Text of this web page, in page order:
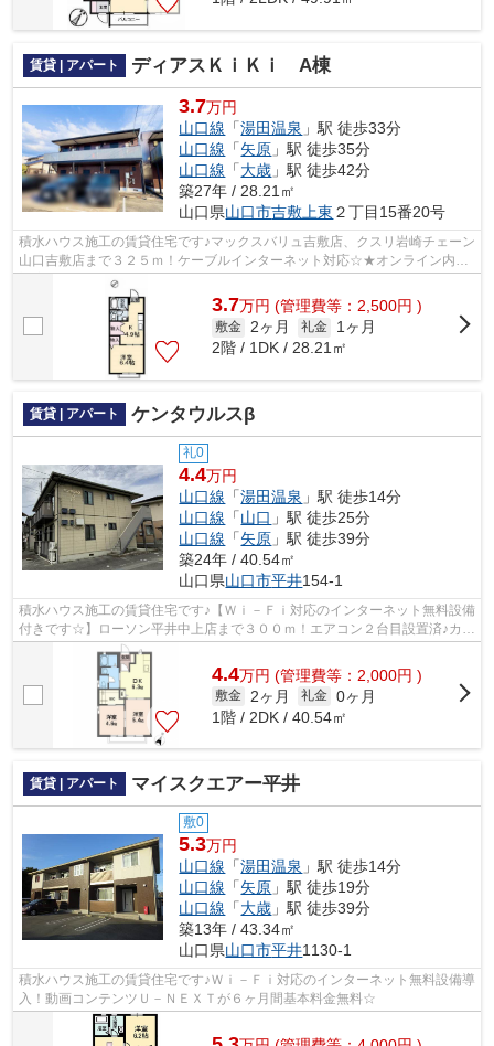
賃貸 | アパート ディアスＫｉＫｉ A棟
3.7万円
山口線 「湯田温泉 」駅 徒歩33分
山口線 「矢原 」駅 徒歩35分
山口線 「大歳 」駅 徒歩42分
築27年 / 28.21㎡
山口県山口市吉敷上東 ２丁目15番20号
積水ハウス施工の賃貸住宅です♪マックスバリュ吉敷店、クスリ岩崎チェーン
山口吉敷店まで３２５ｍ！ケーブルインターネット対応☆★オンライン内見
対応します！お気軽にお申し付けください♪
3.7万円 (管理費等：2,500円 )
敷金 2ヶ月 礼金
1ヶ月
2階 / 1DK / 28.21㎡
賃貸 | アパート ケンタウルスβ
礼0
4.4万円
山口線 「湯田温泉 」駅 徒歩14分
山口線 「山口 」駅 徒歩25分
山口線 「矢原 」駅 徒歩39分
築24年 / 40.54㎡
山口県山口市平井154-1
積水ハウス施工の賃貸住宅です♪【Ｗｉ－Ｆｉ対応のインターネット無料設備
付きです☆】ローソン平井中上店まで３００ｍ！エアコン２台目設置済♪カラ
ーＴＶモニターホン、照明器具、温水...
4.4万円 (管理費等：2,000円 )
敷金 2ヶ月 礼金 0ヶ月
1階 / 2DK / 40.54㎡
賃貸 | アパート マイスクエアー平井
敷0
5.3万円
山口線 「湯田温泉 」駅 徒歩14分
山口線 「矢原 」駅 徒歩19分
山口線 「大歳 」駅 徒歩39分
築13年 / 43.34㎡
山口県山口市平井1130-1
積水ハウス施工の賃貸住宅です♪Ｗｉ－Ｆｉ対応のインターネット無料設備導
入！動画コンテンツＵ－ＮＥＸＴが６ヶ月間基本料金無料☆